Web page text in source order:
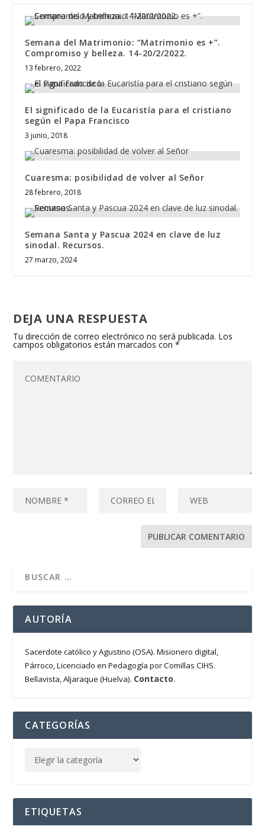
Semana del Matrimonio: “Matrimonio es +”.
Compromiso y belleza. 14-20/2/2022.
13 febrero, 2022
El significado de la Eucaristía para el cristiano
según el Papa Francisco
3 junio, 2018
Cuaresma: posibilidad de volver al Señor
28 febrero, 2018
Semana Santa y Pascua 2024 en clave de luz
sinodal. Recursos.
27 marzo, 2024
DEJA UNA RESPUESTA
Tu dirección de correo electrónico no será publicada. Los
campos obligatorios están marcados con*
AUTORÍA
Sacerdote católico y Agustino (OSA). Misionero digital,
Párroco, Licenciado en Pedagogía por Comillas CIHS.
Bellavista, Aljaraque (Huelva). Contacto.
CATEGORÍAS
ETIQUETAS